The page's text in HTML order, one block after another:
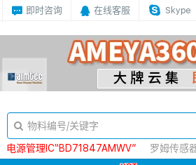
即时咨询 在线客服 Skype
电源管理IC“BD71847AMWV”
罗姆传感